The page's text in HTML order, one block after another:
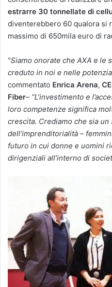
estrarre 30 tonnellate di
diventerebbero 60 qualora si
massimo di 650mila euro di
“Siamo onorate che AXA e le
creduto in noi e nelle
commentato Enrica Arena,
Fiber– “L’investimento e
loro competenze significa
crescita. Crediamo che sia
dell’imprenditorialità –
futuro in cui donne e uomini
dirigenziali all’interno di